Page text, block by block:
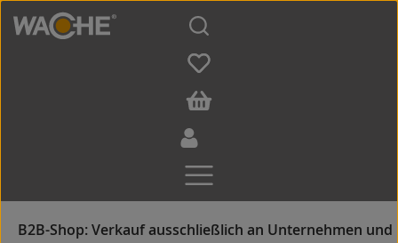
Zum Hauptinhalt springen